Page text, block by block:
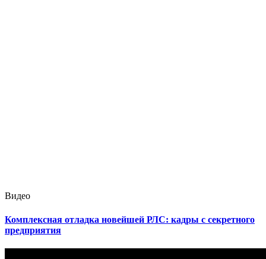
Видео
Комплексная отладка новейшей РЛС: кадры с секретного
предприятия